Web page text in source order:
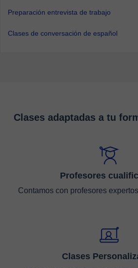
Preparación entrevista de trabajo
Clases de conversación de español
Clases adaptadas a tu
Profesores
Contamos con profesores
Clases